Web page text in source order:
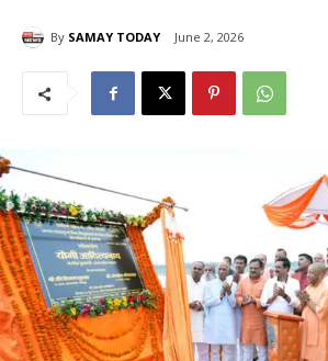
By SAMAY TODAY June 2, 2026